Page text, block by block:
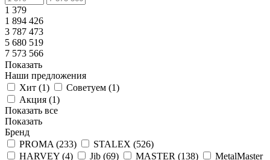
1 379
1 894 426
3 787 473
5 680 519
7 573 566
Показать
Наши предложения
Хит (1) Советуем (1)
Акция (1)
Показать все
Показать
Бренд
PROMA (233) STALEX (526)
HARVEY (4) Jib (69) MASTER (138) MetalMaster